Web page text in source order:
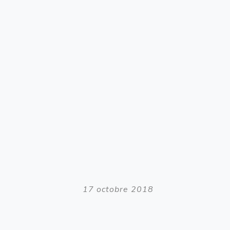
17 octobre 2018